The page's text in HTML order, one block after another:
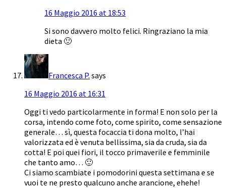
16 Maggio 2016 at 18:53
Si sono davvero molto felici. Ringraziano la mia
dieta 🙂
Francesca P. says
16 Maggio 2016 at 16:31
Oggi ti vedo particolarmente in forma! E non solo per la
corsa, intendo come foto, come spirito, come sensazione
generale… sì, questa focaccia ti dona molto, l’hai
valorizzata ed è venuta bellissima, sia da cruda, sia da
cotta! E poi quei fiori, il tocco primaverile e femminile
che tanto amo… 🙂
Ci siamo scambiate i pomodorini questa settimana e se
vuoi te ne presto qualcuno anche arancione, ehehe!